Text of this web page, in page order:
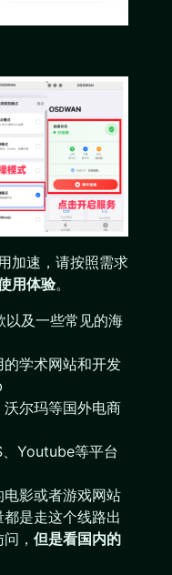
加速，请按照需求
用体验。
以及一些常见的海
的学术网站和开发
沃尔玛等国外电商
、Youtube等平台
电影或者游戏网站
都是走这个线路出
， 但是看国内的